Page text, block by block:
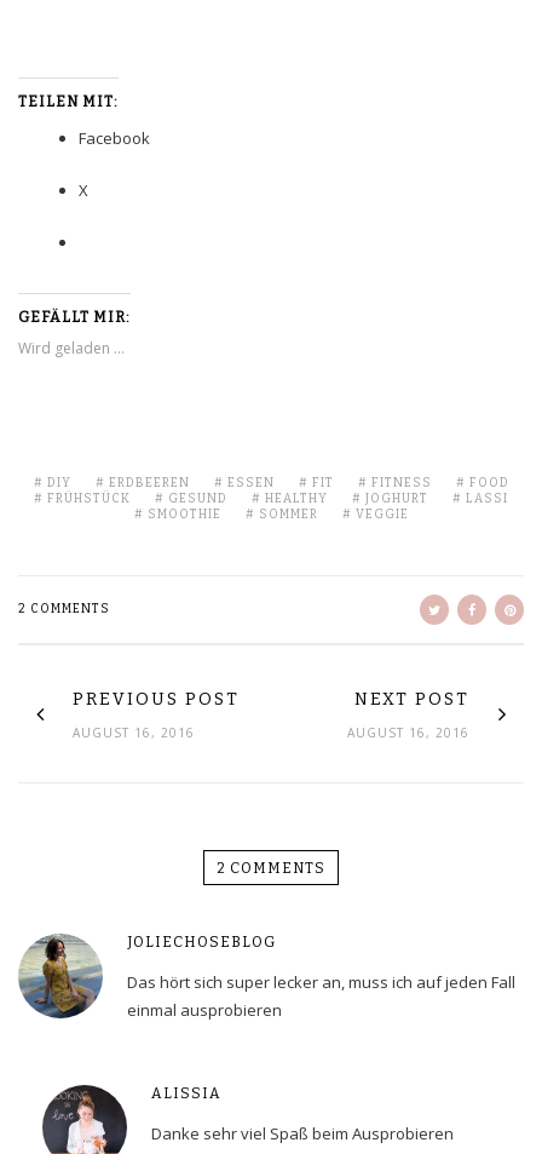
TEILEN MIT:
Facebook
X
GEFÄLLT MIR:
Wird geladen …
DIY ERDBEEREN ESSEN FIT FITNESS
FOOD
FRÜHSTÜCK
GESUND HEALTHY JOGHURT
LASSI
SMOOTHIE
SOMMER VEGGIE
2 COMMENTS
PREVIOUS POST
AUGUST 16, 2016
NEXT POST
AUGUST 16, 2016
2 COMMENTS
JOLIECHOSEBLOG
Das hört sich super lecker an, muss ich auf jeden Fall
einmal ausprobieren
ALISSIA
Danke sehr viel Spaß beim Ausprobieren